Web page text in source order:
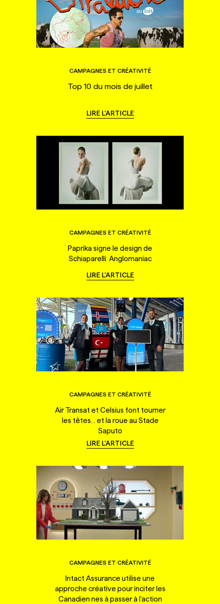
CAMPAGNES ET CRÉATIVITÉ
Top 10 du mois de juillet
LIRE L'ARTICLE
CAMPAGNES ET CRÉATIVITÉ
Paprika signe le design de
Schiaparelli: Anglomaniac
LIRE L'ARTICLE
CAMPAGNES ET CRÉATIVITÉ
Air Transat et Celsius font tourner
les têtes... et la roue au Stade
Saputo
LIRE L'ARTICLE
CAMPAGNES ET CRÉATIVITÉ
Intact Assurance utilise une
approche créative pour inciter les
Canadien·nes à passer à l'action